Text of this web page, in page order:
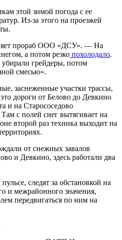
этой зимой погода с ее
Из-за этого на проезжей
прораб ООО «ДСУ». — На
а потом резко похолодало.
грейдеры, потом
смесью».
заснеженные участки трассы,
дороги от Белово до Девкино
и на Старососедово
Там с полей снег вытягивает на
второй раз техника выходит на
от снежных завалов
и Девкино, здесь работали два
следят за обстановкой на
и межрайонного значения,
передвигаться по ним на